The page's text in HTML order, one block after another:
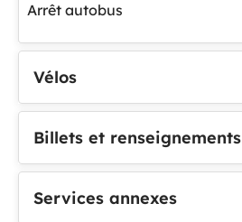
Arrêt autobus
Vélos
Billets et renseignements
Services annexes